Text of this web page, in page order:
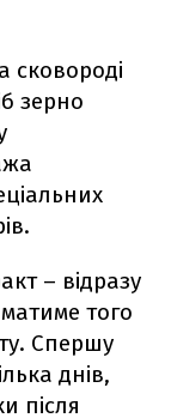
сковороді
зерно
– відразу
того
Спершу
днів,
після